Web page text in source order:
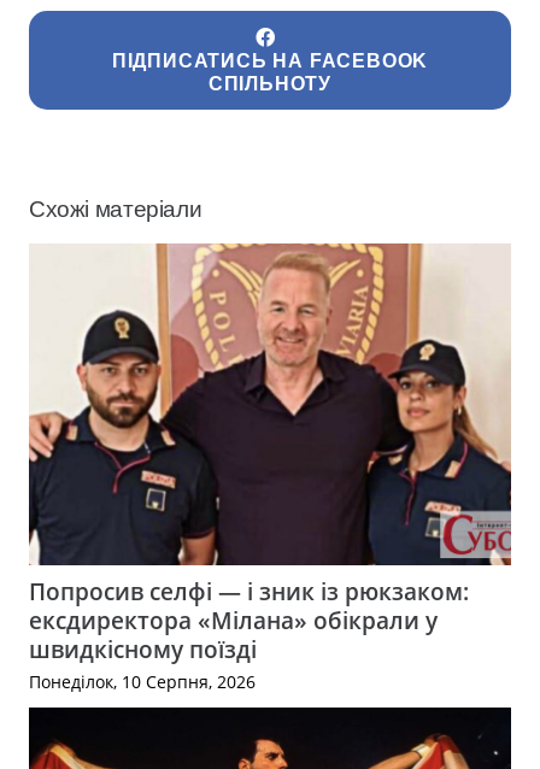
ПІДПИСАТИСЬ НА FACEBOOK
СПІЛЬНОТУ
Схожі матеріали
Попросив селфі — і зник із рюкзаком:
ексдиректора «Мілана» обікрали у
швидкісному поїзді
Понеділок, 10 Серпня, 2026